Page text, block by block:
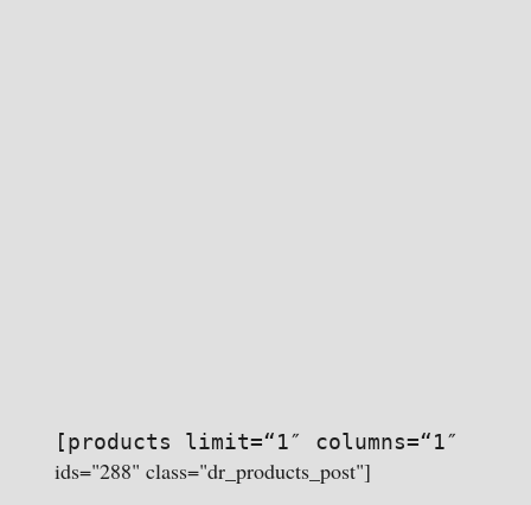
[products limit=“1″ columns=“1″
ids="288" class="dr_products_post"]